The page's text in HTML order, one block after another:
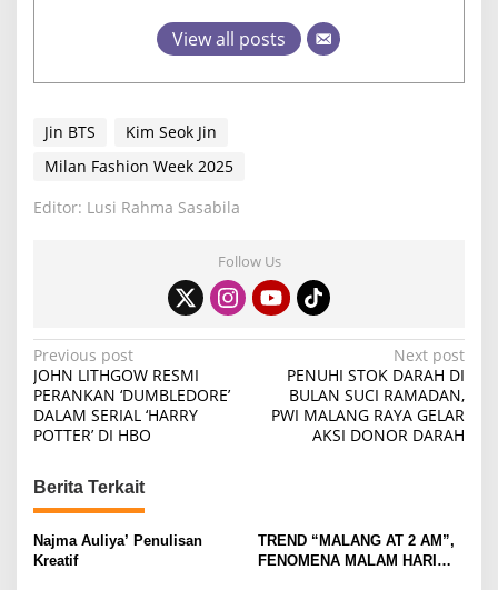
View all posts
Jin BTS
Kim Seok Jin
Milan Fashion Week 2025
Editor: Lusi Rahma Sasabila
Follow Us
P
o
s
n
a
v
Previous post
JOHN LITHGOW RESMI
PERANKAN ‘DUMBLEDORE’
DALAM SERIAL ‘HARRY
POTTER’ DI HBO
Next post
PENUHI STOK DARAH DI
BULAN SUCI RAMADAN,
PWI MALANG RAYA GELAR
AKSI DONOR DARAH
Berita Terkait
Najma Auliya’ Penulisan
Kreatif
TREND “MALANG AT 2 AM”,
FENOMENA MALAM HARI